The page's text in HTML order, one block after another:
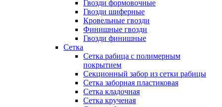
Гвозди формовочные
Гвозди шиферные
Кровельные гвозди
Финишные гвозди
Гвозди финишные
Сетка
Сетка рабица с полимерным
покрытием
Секционный забор из сетки рабицы
Сетка заборная пластиковая
Сетка кладочная
Сетка крученая